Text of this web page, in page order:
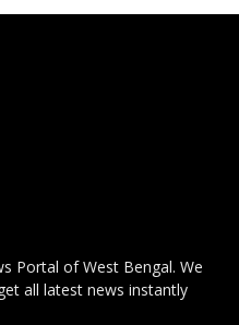
Portal of West Bengal. We
all latest news instantly